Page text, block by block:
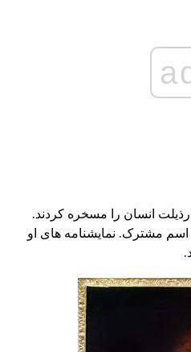
انسان را مسخره کردند.
مشترک. نمایشنامه های او